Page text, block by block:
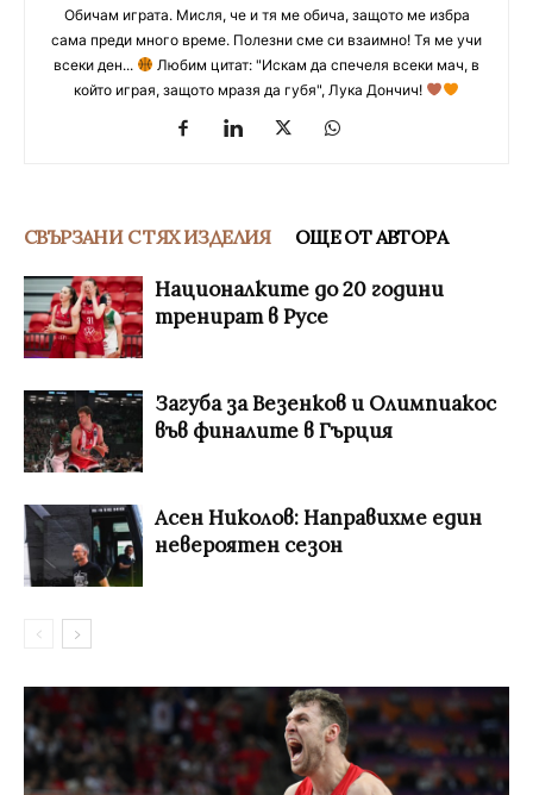
Обичам играта. Мисля, че и тя ме обича, защото ме избра
сама преди много време. Полезни сме си взаимно! Тя ме учи
всеки ден...
Любим цитат: "Искам да спечеля всеки мач, в
който играя, защото мразя да губя", Лука Дончич!
СВЪРЗАНИ С ТЯХ ИЗДЕЛИЯ ОЩЕ ОТ АВТОРА
Националките до 20 години
тренират в Русе
Загуба за Везенков и Олимпиакос
във финалите в Гърция
Асен Николов: Направихме един
невероятен сезон